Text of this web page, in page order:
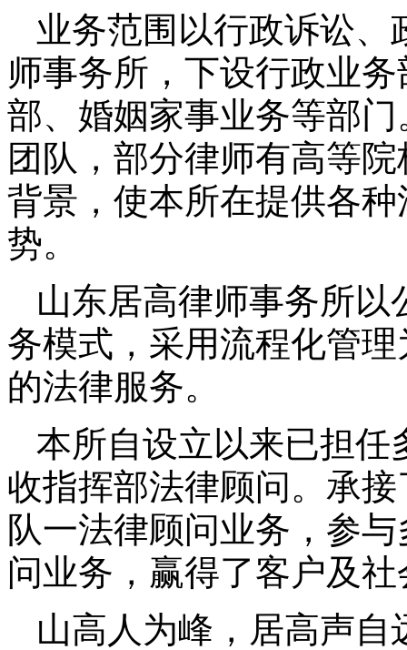
业务范围以行政诉讼
师事务所，下设行政业
部、婚姻家事业务等部
团队，部分律师有高等
背景，使本所在提供各
势。
山东居高律师事务所
务模式，采用流程化管
的法律服务。
本所自设立以来已担任
收指挥部法律顾问。承
队一法律顾问业务，参
问业务，赢得了客户及
山高人为峰，居高声